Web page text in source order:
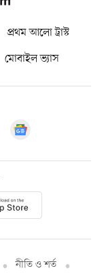
প্রথম আলো ট্রাস্ট
মোবাইল ভ্যাস
নীতি ও শর্ত